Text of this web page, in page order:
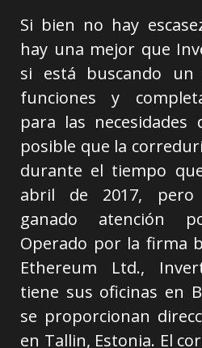
Si bien no hay
hay una mejor que
si está buscando
funciones y
para las necesidades
posible que la
durante el tiempo
abril de 2017, pero
ganado atención
Operado por la firma
Ethereum Ltd.,
tiene sus oficinas en
se proporcionan
en Tallin, Estonia. El